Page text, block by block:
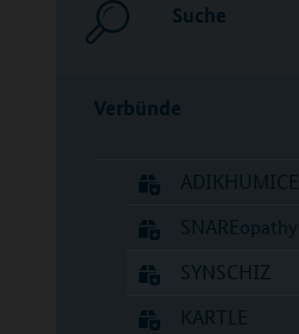
Suche
Verbünde
ADIKHUMICE
SNAREopathy
SYNSCHIZ
KARTLE